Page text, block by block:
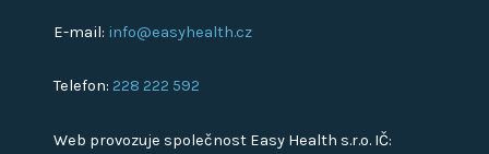
E-mail: info@easyhealth.cz
Telefon:228 222 592
Web provozuje společnost Easy Health s.r.o. IČ: